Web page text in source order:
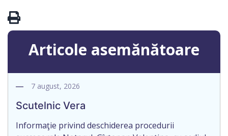
Articole asemănătoare
7 august, 2026
Scutelnic Vera
Informaţie privind deschiderea procedurii